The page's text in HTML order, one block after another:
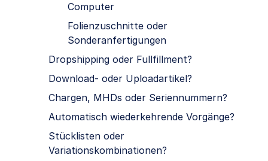
Computer
Folienzuschnitte oder
Sonderanfertigungen
Dropshipping oder Fullfillment?
Download- oder Uploadartikel?
Chargen, MHDs oder Seriennummern?
Automatisch wiederkehrende Vorgänge?
Stücklisten oder
Variationskombinationen?